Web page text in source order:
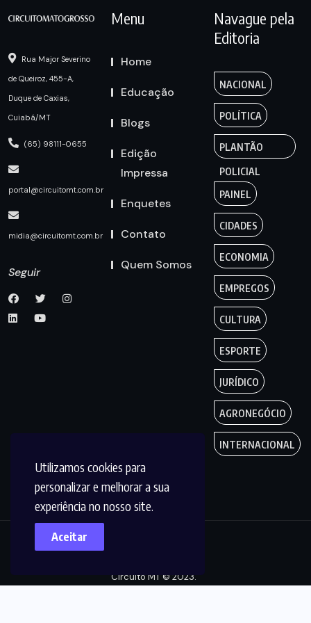
Utilizamos cookies para
personalizar e melhorar a sua
experiência no nosso site.
Aceitar
Rua Major Severino
de Queiroz, 455-A,
Duque de Caxias,
Cuiabá/MT
(65) 98111-0655
portal@circuitomt.com.br
midia@circuitomt.com.br
Seguir
Menu
Home
Educação
Blogs
Edição
Impressa
Enquetes
Contato
Quem Somos
Navague pela
Editoria
NACIONAL
POLÍTICA
PLANTÃO
POLICIAL
PAINEL
CIDADES
ECONOMIA
EMPREGOS
CULTURA
ESPORTE
JURÍDICO
AGRONEGÓCIO
INTERNACIONAL
Circuito MT © 2023.